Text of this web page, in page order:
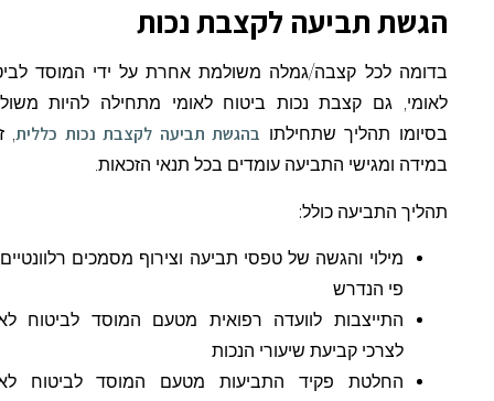
הגשת תביעה לקצבת נכות
בדומה לכל קצבה/גמלה משולמת אחרת על ידי המוסד לביטוח
לאומי, גם קצבת נכות ביטוח לאומי מתחילה להיות משולמת
בסיומו תהליך שתחילתובהגשת תביעה לקצבת נכות כללית, זאת
במידה ומגישי התביעה עומדים בכל תנאי הזכאות.
תהליך התביעה כולל:
מילוי והגשה של טפסי תביעה וצירוף מסמכים רלוונטיים על
פי הנדרש
התייצבות לוועדה רפואית מטעם המוסד לביטוח לאומי
לצרכי קביעת שיעורי הנכות
החלטת פקיד התביעות מטעם המוסד לביטוח לאומי